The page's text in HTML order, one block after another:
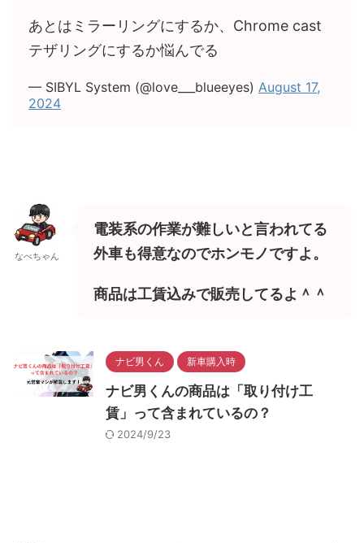
あとはミラーリングにするか、Chrome cast
テザリングにするか悩んでる
— SIBYL System (@love___blueeyes) August 17,
2024
なべちゃん
電装系の作業が難しいと言われてる
外車も得意なのでホンモノですよ。
商品は工賃込みで販売してるよ＾＾
ナビ男くん 新車購入時
ナビ男くんの商品は「取り付け工
賃」って含まれているの？
2024/9/23